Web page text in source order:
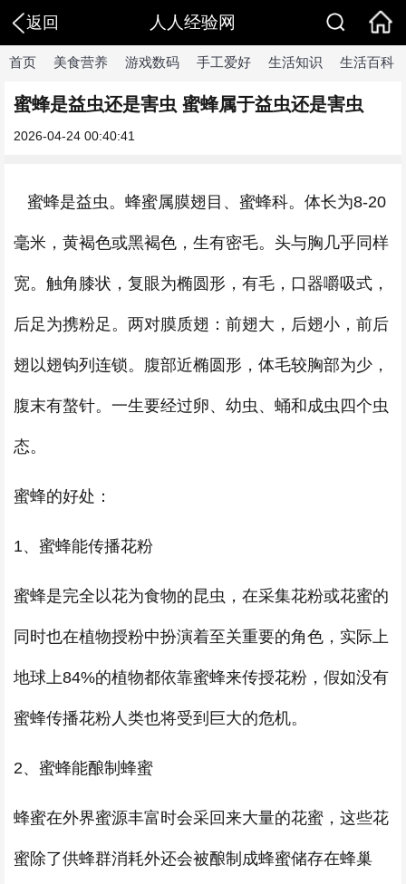
返回 人人经验网
首页 美食营养 游戏数码 手工爱好 生活知识 生活百科
蜜蜂是益虫还是害虫 蜜蜂属于益虫还是害虫
2026-04-24 00:40:41
蜜蜂是益虫。蜂蜜属膜翅目、蜜蜂科。体长为8-20
毫米，黄褐色或黑褐色，生有密毛。头与胸几乎同样
宽。触角膝状，复眼为椭圆形，有毛，口器嚼吸式，
后足为携粉足。两对膜质翅：前翅大，后翅小，前后
翅以翅钩列连锁。腹部近椭圆形，体毛较胸部为少，
腹末有螯针。一生要经过卵、幼虫、蛹和成虫四个虫
态。
蜜蜂的好处：
1、蜜蜂能传播花粉
蜜蜂是完全以花为食物的昆虫，在采集花粉或花蜜的
同时也在植物授粉中扮演着至关重要的角色，实际上
地球上84%的植物都依靠蜜蜂来传授花粉，假如没有
蜜蜂传播花粉人类也将受到巨大的危机。
2、蜜蜂能酿制蜂蜜
蜂蜜在外界蜜源丰富时会采回来大量的花蜜，这些花
蜜除了供蜂群消耗外还会被酿制成蜂蜜储存在蜂巢